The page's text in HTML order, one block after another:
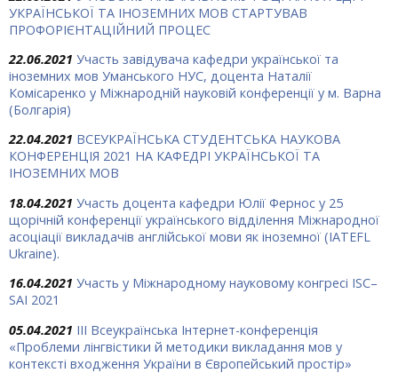
УКРАЇНСЬКОЇ ТА ІНОЗЕМНИХ МОВ СТАРТУВАВ
ПРОФОРІЄНТАЦІЙНИЙ ПРОЦЕС
22.06.2021 Участь завідувача кафедри української та
іноземних мов Уманського НУС, доцента Наталії
Комісаренко у Міжнародній науковій конференції у м. Варна
(Болгарія)
22.04.2021 ВСЕУКРАЇНСЬКА СТУДЕНТСЬКА НАУКОВА
КОНФЕРЕНЦІЯ 2021 НА КАФЕДРІ УКРАЇНСЬКОЇ ТА
ІНОЗЕМНИХ МОВ
18.04.2021 Участь доцента кафедри Юлії Фернос у 25
щорічній конференції українського відділення Міжнародної
асоціації викладачів англійської мови як іноземної (IATEFL
Ukraine).
16.04.2021 Участь у Міжнародному науковому конгресі ISC–
SAI 2021
05.04.2021 IІІ Всеукраїнська Інтернет-конференція
«Проблеми лінгвістики й методики викладання мов у
контексті входження України в Європейський простір»